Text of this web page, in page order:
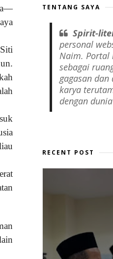
TENTANG SAYA
Spirit-
personal
Naim. Portal
sebagai
gagasan
karya
dengan
RECENT POST